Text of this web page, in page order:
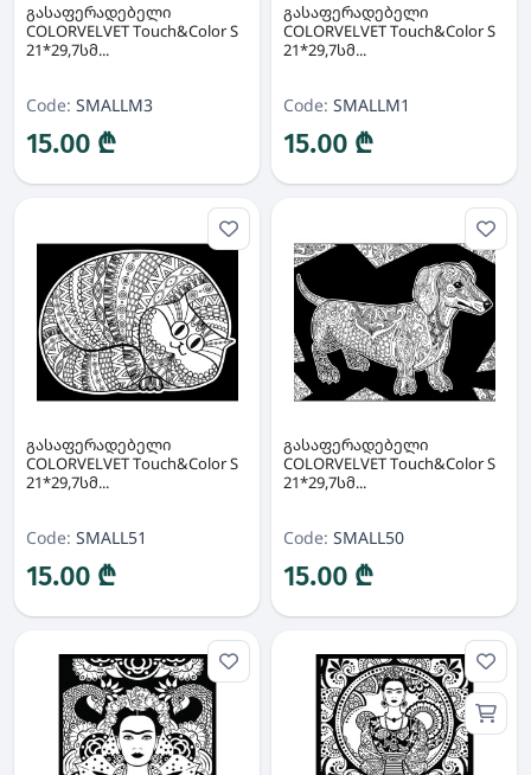
გასაფერადებელი
COLORVELVET Touch&Color S
21*29,7სმ...
Code: SMALLM3
15.00 ₾
გასაფერადებელი
COLORVELVET Touch&Color S
21*29,7სმ...
Code: SMALLM1
15.00 ₾
გასაფერადებელი
COLORVELVET Touch&Color S
21*29,7სმ...
Code: SMALL51
15.00 ₾
გასაფერადებელი
COLORVELVET Touch&Color S
21*29,7სმ...
Code: SMALL50
15.00 ₾